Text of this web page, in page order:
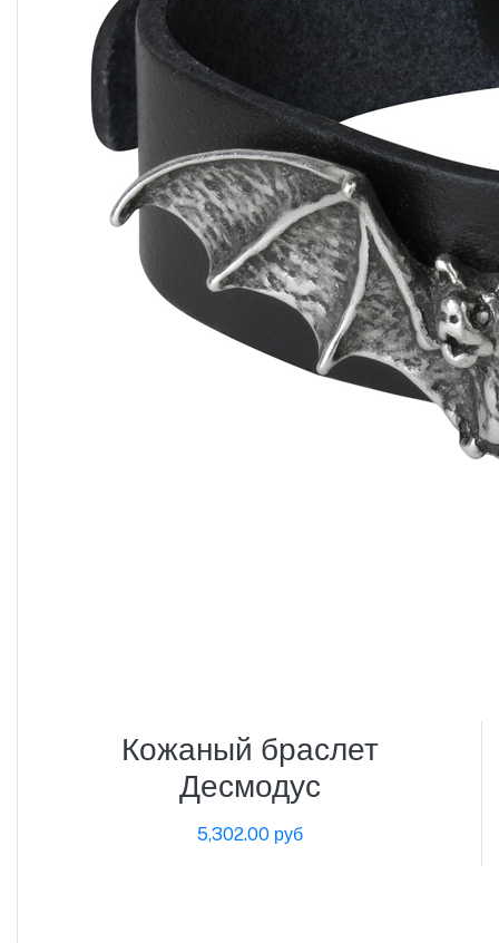
Кожаный браслет
Десмодус
5,302.00 руб